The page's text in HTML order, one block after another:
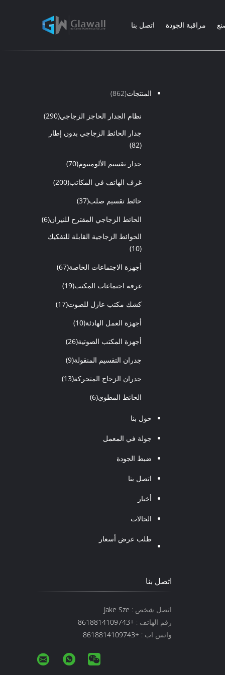
مراقبة الجودة اتصل بنا
المنتجات(862)
نظام الجدار الحاجز الزجاجي(290)
جدار الحائط الزجاجي بدون إطار
(82)
جدار تقسيم الألومنيوم(70)
غرف الهاتف في المكاتب(200)
حائط تقسيم صلب(37)
الحائط الزجاجي المقترح للنيران(6)
الحوائط الزجاجية القابلة للتفكيك
(10)
أجهزة الاجتماعات الخاصة(67)
غرفه اجتماعات المكتب(19)
كشك مكتب عازل للصوت(17)
أجهزة العمل الهادئة(10)
أجهزة المكتب الصوتية(26)
جدران التقسيم المنقولة(9)
جدران الزجاج المتحركة(13)
الحائط المطوي(6)
حول بنا
جولة في المعمل
ضبط الجودة
اتصل بنا
أخبار
الحالات
طلب عرض أسعار
اتصل بنا
اتصل شخص :
رقم الهاتف : +8618814109743
واتس اب : +8618814109743